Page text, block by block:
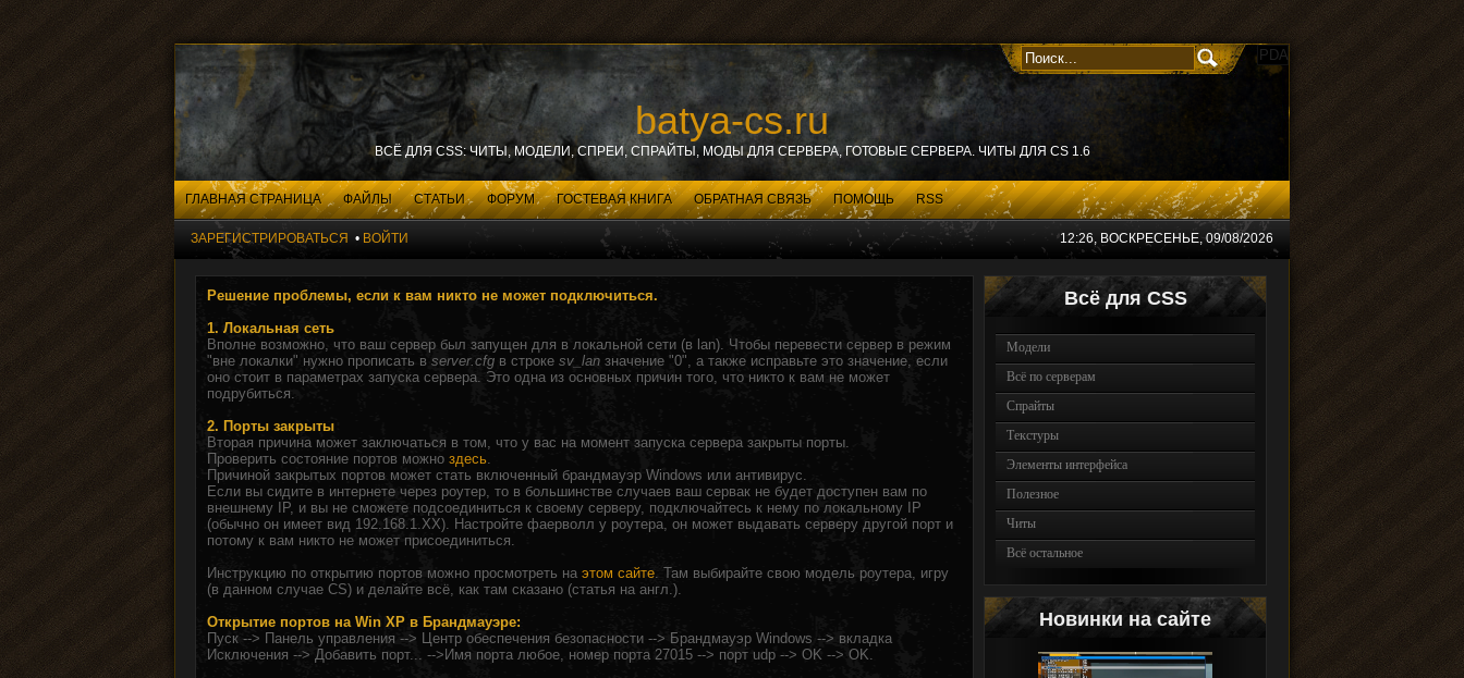
PDA
batya-cs.ru
ВСЁ ДЛЯ CSS: ЧИТЫ, МОДЕЛИ, СПРЕИ, СПРАЙТЫ, МОДЫ ДЛЯ СЕРВЕРА, ГОТОВЫЕ СЕРВЕРА. ЧИТЫ ДЛЯ CS 1.6
ГЛАВНАЯ СТРАНИЦА ФАЙЛЫ СТАТЬИ ФОРУМ ГОСТЕВАЯ КНИГА ОБРАТНАЯ СВЯЗЬ ПОМОЩЬ RSS
ЗАРЕГИСТРИРОВАТЬСЯ • ВОЙТИ 12:26, ВОСКРЕСЕНЬЕ, 09/08/2026
Решение проблемы, если к вам никто не может подключиться.
1. Локальная сеть
Вполне возможно, что ваш сервер был запущен для в локальной сети (в lan). Чтобы перевести сервер в режим
"вне локалки" нужно прописать в server.cfg в строке sv_lan значение "0", а также исправьте это значение, если
оно стоит в параметрах запуска сервера. Это одна из основных причин того, что никто к вам не может
подрубиться.
2. Порты закрыты
Вторая причина может заключаться в том, что у вас на момент запуска сервера закрыты порты.
Проверить состояние портов можно здесь.
Причиной закрытых портов может стать включенный брандмауэр Windows или антивирус.
Если вы сидите в интернете через роутер, то в большинстве случаев ваш сервак не будет доступен вам по
внешнему IP, и вы не сможете подсоединиться к своему серверу, подключайтесь к нему по локальному IP
(обычно он имеет вид 192.168.1.XX). Настройте фаерволл у роутера, он может выдавать серверу другой порт и
потому к вам никто не может присоединиться.
Инструкцию по открытию портов можно просмотреть на этом сайте. Там выбирайте свою модель роутера, игру
(в данном случае CS) и делайте всё, как там сказано (статья на англ.).
Открытие портов на Win XP в Брандмауэре:
Пуск --> Панель управления --> Центр обеспечения безопасности --> Брандмауэр Windows --> вкладка
Исключения --> Добавить порт... -->Имя порта любое, номер порта 27015 --> порт udp --> OK --> OK.
Всё для CSS
Модели
Всё по серверам
Спрайты
Текстуры
Элементы интерфейса
Полезное
Читы
Всё остальное
Новинки на сайте